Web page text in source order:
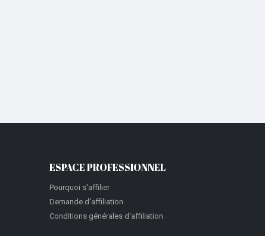
ESPACE PROFESSIONNEL
Pourquoi s'affilier
Demande d'affiliation
Conditions générales d'affiliation